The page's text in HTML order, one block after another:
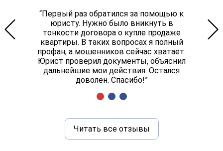
“Первый раз обратился за помощью к
юристу. Нужно было вникнуть в
тонкости договора о купле продаже
квартиры. В таких вопросах я полный
профан, а мошенников сейчас хватает.
Юрист проверил документы, объяснил
дальнейшие мои действия. Остался
доволен. Спасибо!”
Читать все отзывы